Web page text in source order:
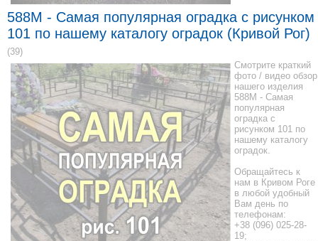
588M - Самая популярная оградка с рисунком
101 по нашему каталогу оградок (Кривой Рог)
(39)
Смотрите краткий
фото / видео обзор
нашего изделия
588M - Самая
популярная
оградка с
рисунком 101 по
нашему каталогу
оградок.
Обращайтесь к
нам в Кривом Роге
в любой удобный
Вам день по
телефонам:
+38 (096) 025-28-
19;